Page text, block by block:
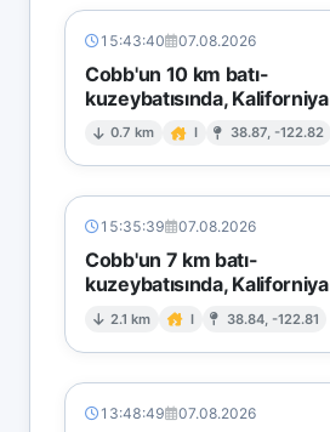
15:43:40 07.08.2026
Cobb'un 10 km batı-
kuzeybatısında, Kaliforniya
0.7 km I 38.87, -122.82
15:35:39 07.08.2026
Cobb'un 7 km batı-
kuzeybatısında, Kaliforniya
2.1 km I 38.84, -122.81
13:48:49 07.08.2026